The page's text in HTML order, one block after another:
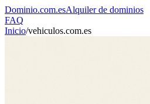
Dominio.com.esAlquiler de dominios
FAQ
Inicio/vehiculos.com.es